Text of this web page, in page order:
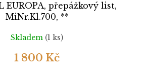
EUROPA, přepážkový list,
MiNr.Kl.700, **
Skladem (1 ks)
1 800 Kč